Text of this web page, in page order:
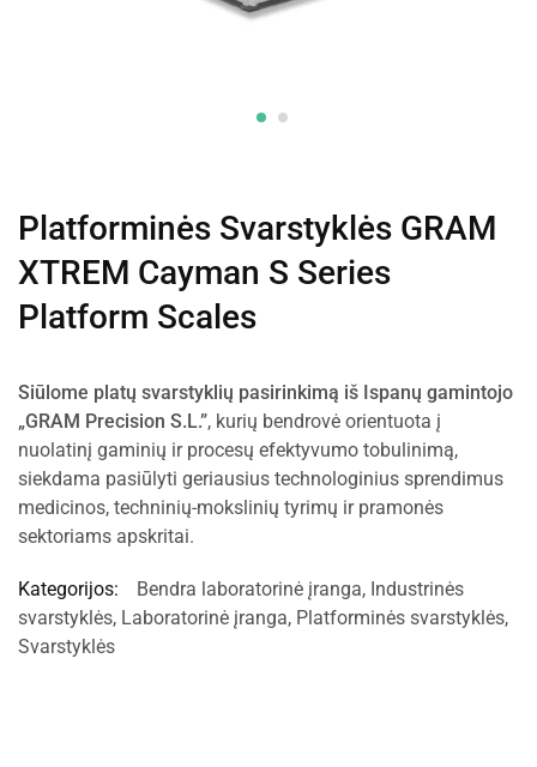
Platforminės Svarstyklės GRAM
XTREM Cayman S Series
Platform Scales
Siūlome platų svarstyklių pasirinkimą iš Ispanų gamintojo
„GRAM Precision S.L.”, kurių bendrovė orientuota į
nuolatinį gaminių ir procesų efektyvumo tobulinimą,
siekdama pasiūlyti geriausius technologinius sprendimus
medicinos, techninių-mokslinių tyrimų ir pramonės
sektoriams apskritai.
Kategorijos: Bendra laboratorinė įranga, Industrinės
svarstyklės, Laboratorinė įranga, Platforminės svarstyklės,
Svarstyklės